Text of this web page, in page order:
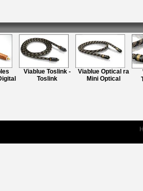
Viablue Toslink -
Toslink
Viablue Optical ra
Mini Optical